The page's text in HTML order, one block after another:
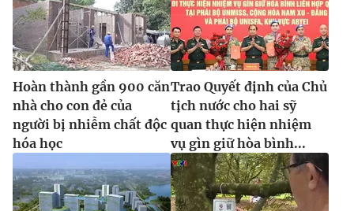
Hoàn thành gần 900 căn
nhà cho con đẻ của
người bị nhiễm chất độc
hóa học
Trao Quyết định của Chủ
tịch nước cho hai sỹ
quan thực hiện nhiệm
vụ gìn giữ hòa bình...